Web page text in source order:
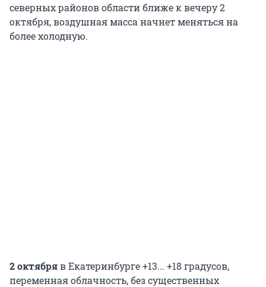
северных районов области ближе к вечеру 2
октября, воздушная масса начнет меняться на
более холодную.
2 октябряв Екатеринбурге +13... +18 градусов,
переменная облачность, без существенных